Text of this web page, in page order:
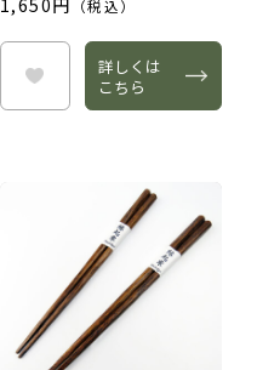
（税込）
詳しくは
こちら